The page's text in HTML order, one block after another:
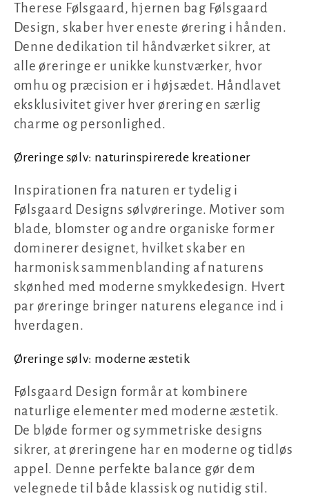
l
l
e
k
t
i
n
:
Therese Følsgaard, hjernen bag Følsgaard
Design, skaber hver eneste ørering i hånden.
Denne dedikation til håndværket sikrer, at
alle øreringe er unikke kunstværker, hvor
omhu og præcision er i højsædet. Håndlavet
eksklusivitet giver hver ørering en særlig
charme og personlighed.
Øreringe sølv: naturinspirerede kreationer
Inspirationen fra naturen er tydelig i
Følsgaard Designs sølvøreringe. Motiver som
blade, blomster og andre organiske former
dominerer designet, hvilket skaber en
harmonisk sammenblanding af naturens
skønhed med moderne smykkedesign. Hvert
par øreringe bringer naturens elegance ind i
hverdagen.
Øreringe sølv: moderne æstetik
Følsgaard Design formår at kombinere
naturlige elementer med moderne æstetik.
De bløde former og symmetriske designs
sikrer, at øreringene har en moderne og tidløs
appel. Denne perfekte balance gør dem
velegnede til både klassisk og nutidig stil.